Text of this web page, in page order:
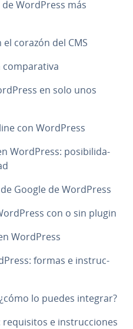
WordPress más
el corazón del CMS
co­m­pa­ra­ti­va
en solo unos
con WordPress
WordPress: po­si­bi­li­da­
Google de WordPress
con o sin plugin
WordPress
formas e in­s­tru­c­
lo puedes integrar?
re­qui­si­tos e in­s­tru­c­cio­nes